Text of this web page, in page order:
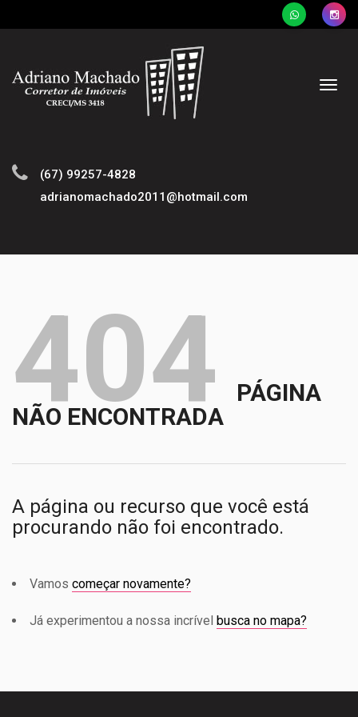
(67) 99257-4828
adrianomachado2011@hotmail.com
404
PÁGINA
NÃO ENCONTRADA
A página ou recurso que você está
procurando não foi encontrado.
Vamos começar novamente?
Já experimentou a nossa incrível busca no mapa?